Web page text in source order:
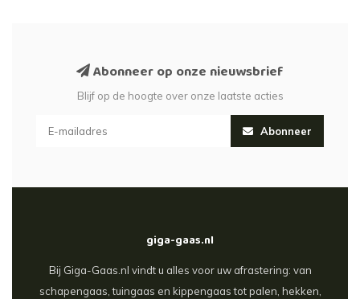
Abonneer op onze nieuwsbrief
Blijf op de hoogte over onze laatste acties
Abonneer
giga-gaas.nl
Bij Giga-Gaas.nl vindt u alles voor uw afrastering: van
schapengaas, tuingaas en kippengaas tot palen, hekken,